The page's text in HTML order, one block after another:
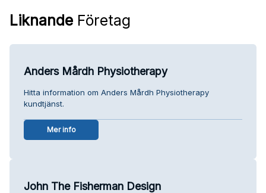
Liknande Företag
Anders Mårdh Physiotherapy
Hitta information om Anders Mårdh Physiotherapy
kundtjänst.
Mer info
John The Fisherman Design